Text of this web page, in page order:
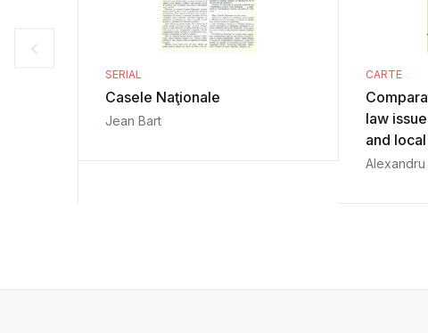
SERIAL
Casele Naţionale
Jean Bart
CARTE
law
and
Alexandru